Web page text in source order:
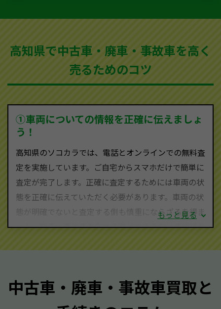
買取可能です。
ソコカラは世界１１０か国に独自の販売ネットワーク
を持ち、国内に自社物流網、自社ヤードをもっている
を実現し、お客様に利益を還元することができるので
す。
590-870）までお問い合わせ下さい。
査定・ご相談・見積もりはすべて無料で行います。安
心してお問い合わせください。
高知県で中古車・廃車・事故車を高く
売るためのコツ
①車両についての情報を正確に伝えましょ
う！
高知県のソコカラでは、電話とオンラインでの無料査
定を実施しています。ご自宅からスマホだけで簡単に
査定が完了します。正確に査定するためには車両の状
態を正確に伝えていただく必要があります。車両の状
態が明確でないと査定する側も慎重にならざるを得ま
せん。廃車・事故車査定する際はできるだけ車検証を
質問させていただく内容は以下の通りとなります。
もっと見る
中古車・廃車・事故車買取と